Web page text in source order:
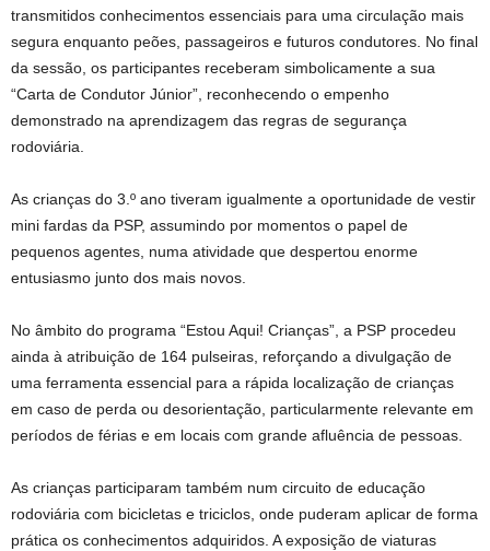
transmitidos conhecimentos essenciais para uma circulação mais
segura enquanto peões, passageiros e futuros condutores. No final
da sessão, os participantes receberam simbolicamente a sua
“Carta de Condutor Júnior”, reconhecendo o empenho
demonstrado na aprendizagem das regras de segurança
rodoviária.
As crianças do 3.º ano tiveram igualmente a oportunidade de vestir
mini fardas da PSP, assumindo por momentos o papel de
pequenos agentes, numa atividade que despertou enorme
entusiasmo junto dos mais novos.
No âmbito do programa “Estou Aqui! Crianças”, a PSP procedeu
ainda à atribuição de 164 pulseiras, reforçando a divulgação de
uma ferramenta essencial para a rápida localização de crianças
em caso de perda ou desorientação, particularmente relevante em
períodos de férias e em locais com grande afluência de pessoas.
As crianças participaram também num circuito de educação
rodoviária com bicicletas e triciclos, onde puderam aplicar de forma
prática os conhecimentos adquiridos. A exposição de viaturas